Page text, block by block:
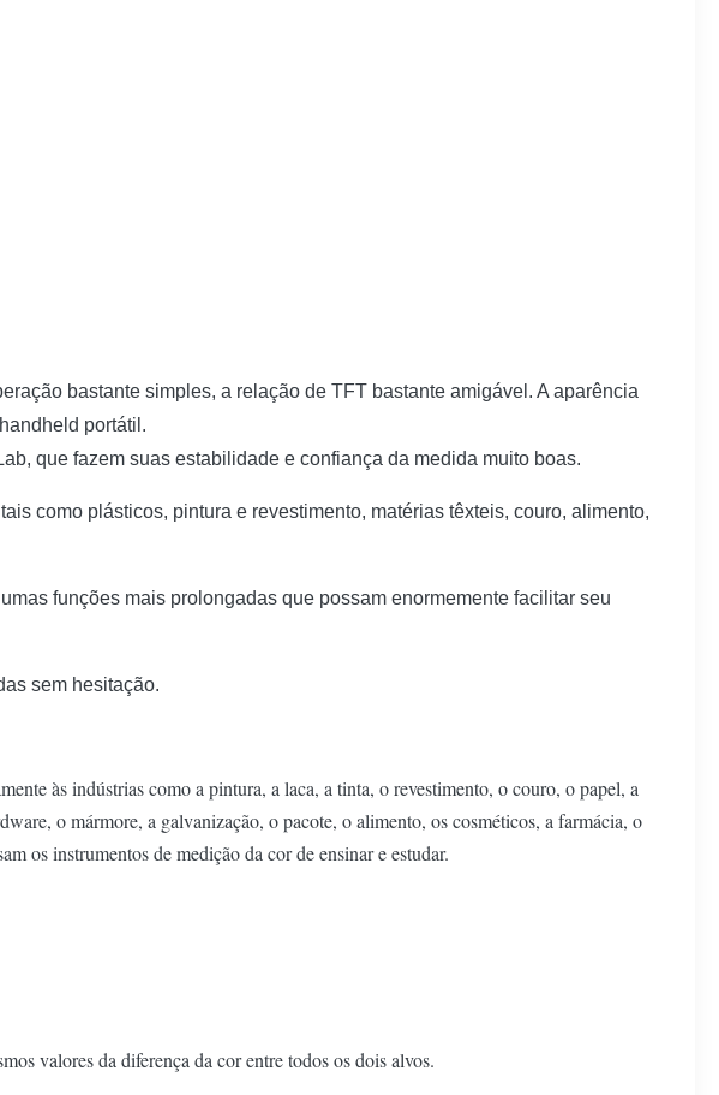
bastante simples, a relação de TFT bastante amigável. A aparência
portátil.
que fazem suas estabilidade e confiança da medida muito boas.
como plásticos, pintura e revestimento, matérias têxteis, couro, alimento,
funções mais prolongadas que possam enormemente facilitar seu
sem hesitação.
às indústrias como a pintura, a laca, a tinta, o revestimento, o couro, o papel, a
o mármore, a galvanização, o pacote, o alimento, os cosméticos, a farmácia, o
os instrumentos de medição da cor de ensinar e estudar.
valores da diferença da cor entre todos os dois alvos.